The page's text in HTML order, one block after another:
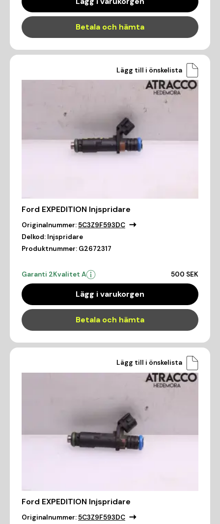
Betala och hämta
Lägg till i önskelista
Ford EXPEDITION Injspridare
Originalnummer:5C3Z9F593DC
Delkod: Injspridare
Produktnummer: G2672317
Garanti 2Kvalitet A 500 SEK
Lägg i varukorgen
Betala och hämta
Lägg till i önskelista
Ford EXPEDITION Injspridare
Originalnummer:5C3Z9F593DC